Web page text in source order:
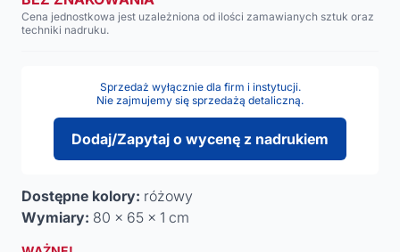
Cena jednostkowa jest uzależniona od ilości zamawianych sztuk oraz
techniki nadruku.
Sprzedaż wyłącznie dla firm i instytucji.
Nie zajmujemy się sprzedażą detaliczną.
Dodaj/Zapytaj o wycenę z nadrukiem
Dostępne kolory: różowy
Wymiary: 80 x 65 x 1 cm